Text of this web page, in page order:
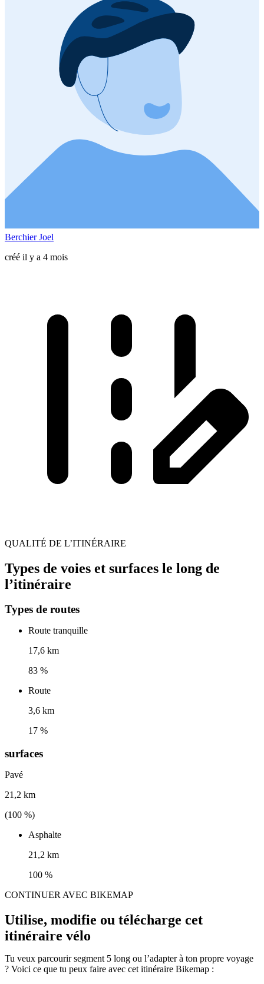
Berchier Joel
créé il y a 4 mois
QUALITÉ DE L’ITINÉRAIRE
Types de voies et surfaces le long de
l’itinéraire
Types de routes
Route tranquille
17,6 km
83 %
Route
3,6 km
17 %
surfaces
Pavé
21,2 km
(100 %)
Asphalte
21,2 km
100 %
CONTINUER AVEC BIKEMAP
Utilise, modifie ou télécharge cet
itinéraire vélo
Tu veux parcourir segment 5 long ou l’adapter à ton propre voyage
? Voici ce que tu peux faire avec cet itinéraire Bikemap :